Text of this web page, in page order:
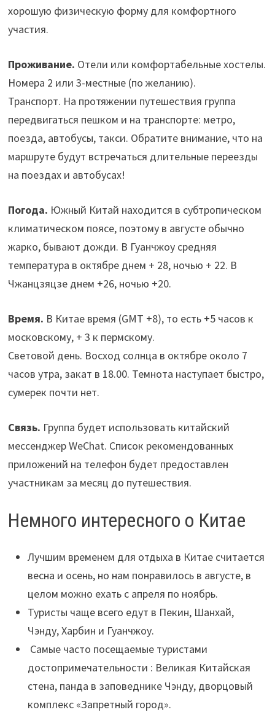
хорошую физическую форму для комфортного
участия.
Проживание. Отели или комфортабельные хостелы.
Номера 2 или 3-местные (по желанию).
Транспорт. На протяжении путешествия группа
передвигаться пешком и на транспорте: метро,
поезда, автобусы, такси. Обратите внимание, что на
маршруте будут встречаться длительные переезды
на поездах и автобусах!
Погода. Южный Китай находится в субтропическом
климатическом поясе, поэтому в августе обычно
жарко, бывают дожди. В Гуанчжоу средняя
температура в октябре днем + 28, ночью + 22. В
Чжанцзяцзе днем +26, ночью +20.
Время. В Китае время (GMT +8), то есть +5 часов к
московскому, + 3 к пермскому.
Световой день. Восход солнца в октябре около 7
часов утра, закат в 18.00. Темнота наступает быстро,
сумерек почти нет.
Связь. Группа будет использовать китайский
мессенджер WeChat. Список рекомендованных
приложений на телефон будет предоставлен
участникам за месяц до путешествия.
Немного интересного о Китае
Лучшим временем для отдыха в Китае считается
весна и осень, но нам понравилось в августе, в
целом можно ехать с апреля по ноябрь.
Туристы чаще всего едут в Пекин, Шанхай,
Чэнду, Харбин и Гуанчжоу.
Самые часто посещаемые туристами
достопримечательности : Великая Китайская
стена, панда в заповеднике Чэнду, дворцовый
комплекс «Запретный город».